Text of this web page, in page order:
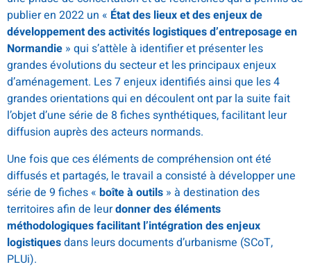
publier en 2022 un « État des lieux et des enjeux de
développement des activités logistiques d’entreposage en
Normandie » qui s’attèle à identifier et présenter les
grandes évolutions du secteur et les principaux enjeux
d’aménagement. Les 7 enjeux identifiés ainsi que les 4
grandes orientations qui en découlent ont par la suite fait
l’objet d’une série de 8 fiches synthétiques, facilitant leur
diffusion auprès des acteurs normands.
Une fois que ces éléments de compréhension ont été
diffusés et partagés, le travail a consisté à développer une
série de 9 fiches « boîte à outils » à destination des
territoires afin de leurdonner des éléments
méthodologiques facilitant l’intégration des enjeux
logistiquesdans leurs documents d’urbanisme (SCoT,
PLUi).